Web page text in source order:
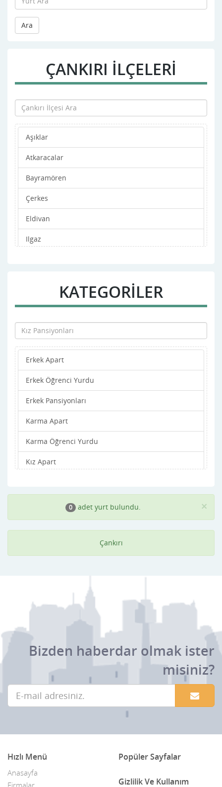
Ara
ÇANKIRI İLÇELERİ
Aşıklar
Atkaracalar
Bayramören
Çerkes
Eldivan
Ilgaz
Merkez
Orta
Ovacık
Şabanözü
Yapraklı
KATEGORİLER
Erkek Apart
Erkek Öğrenci Yurdu
Erkek Pansiyonları
Karma Apart
Karma Öğrenci Yurdu
Kız Apart
Kız Pansiyonları ×
0 adet yurt bulundu.
Çankırı
Bizden haberdar olmak ister
misiniz?
Hızlı Menü
Anasayfa
Popüler Sayfalar
Gizlilik Ve Kullanım